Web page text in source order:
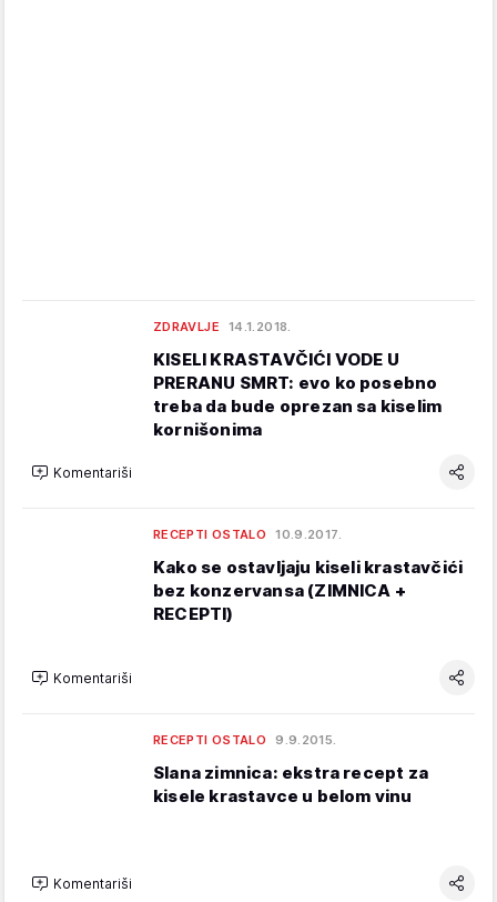
ZDRAVLJE 14.1.2018.
KISELI KRASTAVČIĆI VODE U
PRERANU SMRT: evo ko posebno
treba da bude oprezan sa kiselim
kornišonima
Komentariši
RECEPTI OSTALO 10.9.2017.
Kako se ostavljaju kiseli krastavčići
bez konzervansa (ZIMNICA +
RECEPTI)
Komentariši
RECEPTI OSTALO 9.9.2015.
Slana zimnica: ekstra recept za
kisele krastavce u belom vinu
Komentariši